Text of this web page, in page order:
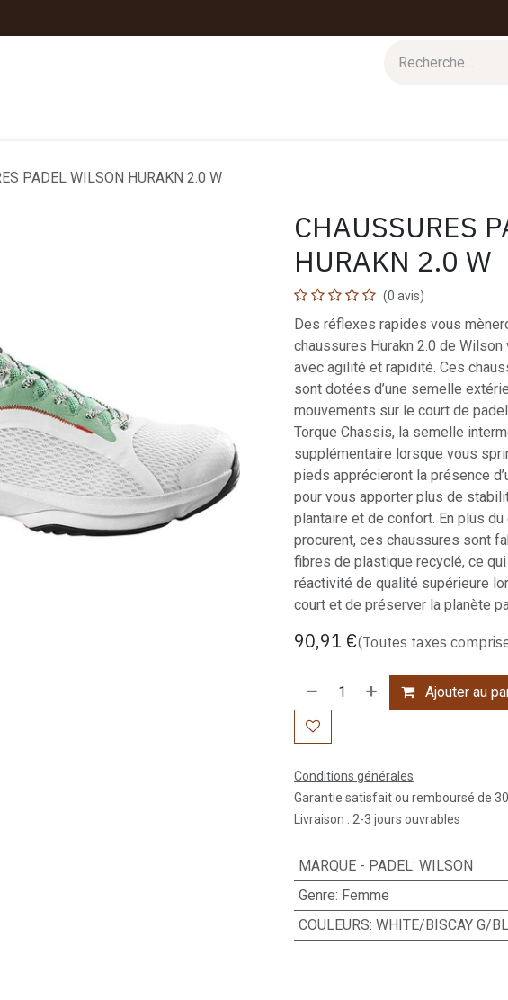
PADEL WILSON HURAKN 2.0 W
CHAUSSURES
HURAKN 2.0 W
(0 avis)
Des réflexes rapides vous
chaussures Hurakn 2.0 de
avec agilité et rapidité. Ces
sont dotées d’une semelle
mouvements sur le court de
Torque Chassis, la semelle
supplémentaire lorsque vous
pieds apprécieront la présence
pour vous apporter plus de
plantaire et de confort. En plus
procurent, ces chaussures sont
fibres de plastique recyclé, ce
réactivité de qualité supérieure
court et de préserver la planète
90,91 €(Toutes taxes
Ajouter au
Conditions générales
Garantie satisfait ou remboursé de
Livraison : 2-3 jours ouvrables
MARQUE - PADEL: WILSON
Genre: Femme
COULEURS: WHITE/BISCAY G/